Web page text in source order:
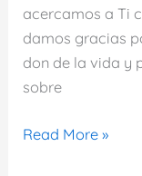
acercamos a Ti
damos gracias
don de la vida y
sobre
Oración
Read More »